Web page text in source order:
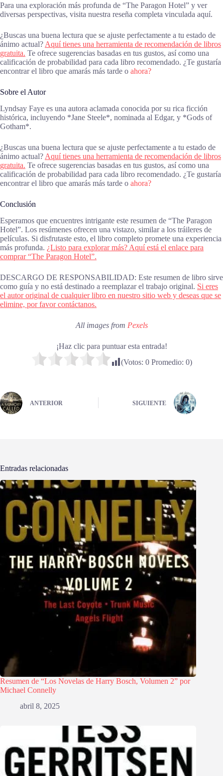
Para una exploración más profunda de “The Paragon Hotel” y ver
diversas perspectivas, visita nuestra reseña completa vinculada aquí.
¿Buscas una buena lectura que se ajuste perfectamente a tu estado de
ánimo actual? Aquí tienes una herramienta de recomendación de libros
gratuita. Te ofrece sugerencias basadas en tus gustos, así como una
calificación de probabilidad para cada libro recomendado. ¿Te gustaría
encontrar el libro que amarás más tarde o ahora?
Sobre el Autor
Lyndsay Faye es una autora aclamada conocida por su rica ficción
histórica, incluyendo *Jane Steele*, nominada al Edgar, y *Gods of
Gotham*.
¿Buscas una buena lectura que se ajuste perfectamente a tu estado de
ánimo actual? Aquí tienes una herramienta de recomendación de libros
gratuita. Te ofrece sugerencias basadas en tus gustos, así como una
calificación de probabilidad para cada libro recomendado. ¿Te gustaría
encontrar el libro que amarás más tarde o ahora?
Conclusión
Esperamos que encuentres intrigante este resumen de “The Paragon
Hotel”. Los resúmenes ofrecen una vistazo, similar a los tráileres de
películas. Si disfrutaste esto, el libro completo promete una experiencia
más profunda. ¿Listo para explorar más? Aquí está el enlace para
comprar “The Paragon Hotel”.
DESCARGO DE RESPONSABILIDAD: Este resumen de libro sirve
como guía y no está destinado a reemplazar el trabajo original. Si eres
el autor original de cualquier libro en nuestro sitio web y deseas que se
elimine, por favor contáctanos.
All images from Pexels
¡Haz clic para puntuar esta entrada!
(Votos: 0Promedio: 0)
ANTERIOR SIGUIENTE
Entradas relacionadas
Resumen de “Los Novelas de Harry Bosch, Volumen 2” por
Michael Connelly
abril 8, 2025